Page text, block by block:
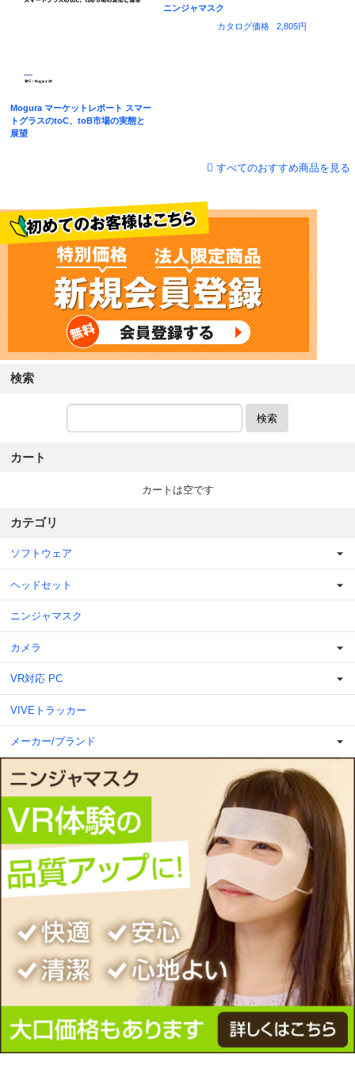
Mogura マーケットレポート スマー
トグラスのtoC、toB市場の実態と
展望
ニンジャマスク
カタログ価格
2,805円
すべてのおすすめ商品を見る
検索
検索
カート
カートは空です
カテゴリ
ソフトウェア
ヘッドセット
ニンジャマスク
カメラ
VR対応 PC
VIVEトラッカー
メーカー/ブランド